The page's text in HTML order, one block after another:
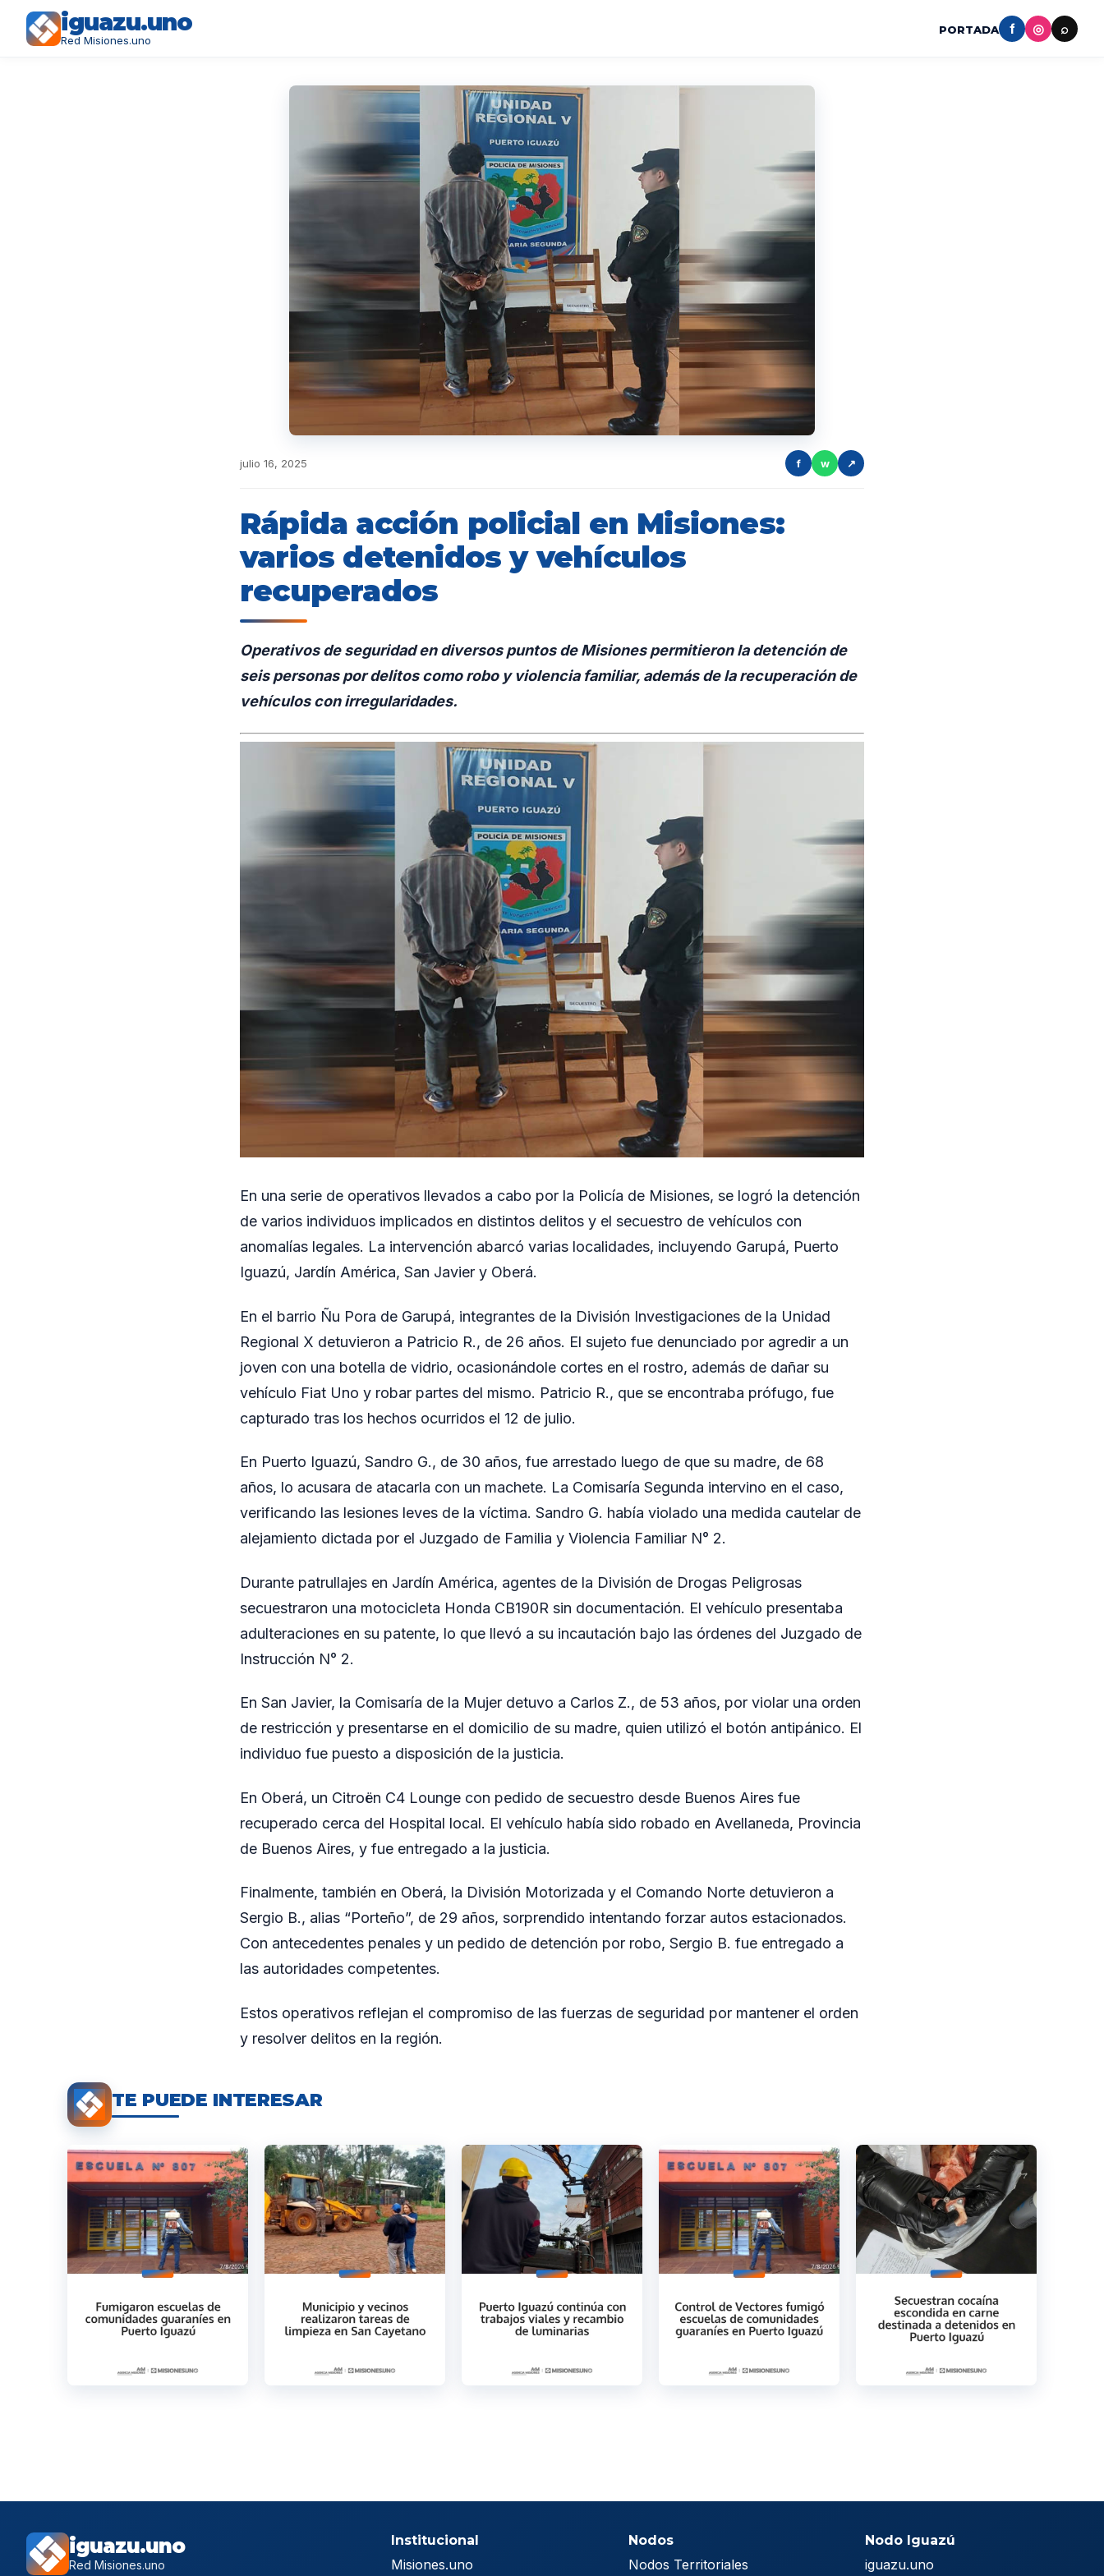
iguazu.uno
Red Misiones.uno
PORTADA f ◎ ⌕
julio 16, 2025 f w ↗
Rápida acción policial en Misiones:
varios detenidos y vehículos
recuperados
Operativos de seguridad en diversos puntos de Misiones permitieron la detención de
seis personas por delitos como robo y violencia familiar, además de la recuperación de
vehículos con irregularidades.
En una serie de operativos llevados a cabo por la Policía de Misiones, se logró la detención
de varios individuos implicados en distintos delitos y el secuestro de vehículos con
anomalías legales. La intervención abarcó varias localidades, incluyendo Garupá, Puerto
Iguazú, Jardín América, San Javier y Oberá.
En el barrio Ñu Pora de Garupá, integrantes de la División Investigaciones de la Unidad
Regional X detuvieron a Patricio R., de 26 años. El sujeto fue denunciado por agredir a un
joven con una botella de vidrio, ocasionándole cortes en el rostro, además de dañar su
vehículo Fiat Uno y robar partes del mismo. Patricio R., que se encontraba prófugo, fue
capturado tras los hechos ocurridos el 12 de julio.
En Puerto Iguazú, Sandro G., de 30 años, fue arrestado luego de que su madre, de 68
años, lo acusara de atacarla con un machete. La Comisaría Segunda intervino en el caso,
verificando las lesiones leves de la víctima. Sandro G. había violado una medida cautelar de
alejamiento dictada por el Juzgado de Familia y Violencia Familiar N° 2.
Durante patrullajes en Jardín América, agentes de la División de Drogas Peligrosas
secuestraron una motocicleta Honda CB190R sin documentación. El vehículo presentaba
adulteraciones en su patente, lo que llevó a su incautación bajo las órdenes del Juzgado de
Instrucción N° 2.
En San Javier, la Comisaría de la Mujer detuvo a Carlos Z., de 53 años, por violar una orden
de restricción y presentarse en el domicilio de su madre, quien utilizó el botón antipánico. El
individuo fue puesto a disposición de la justicia.
En Oberá, un Citroën C4 Lounge con pedido de secuestro desde Buenos Aires fue
recuperado cerca del Hospital local. El vehículo había sido robado en Avellaneda, Provincia
de Buenos Aires, y fue entregado a la justicia.
Finalmente, también en Oberá, la División Motorizada y el Comando Norte detuvieron a
Sergio B., alias “Porteño”, de 29 años, sorprendido intentando forzar autos estacionados.
Con antecedentes penales y un pedido de detención por robo, Sergio B. fue entregado a
las autoridades competentes.
Estos operativos reflejan el compromiso de las fuerzas de seguridad por mantener el orden
y resolver delitos en la región.
TE PUEDE INTERESAR
iguazu.uno
Red Misiones.uno
Institucional
Misiones.uno
Nodos
Nodos Territoriales
Nodo Iguazú
iguazu.uno